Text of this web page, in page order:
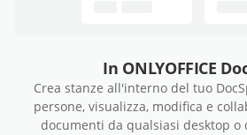
In ONLYOFFICE
Crea stanze all'interno del tuo
persone, visualizza, modifica e
documenti da qualsiasi desktop o